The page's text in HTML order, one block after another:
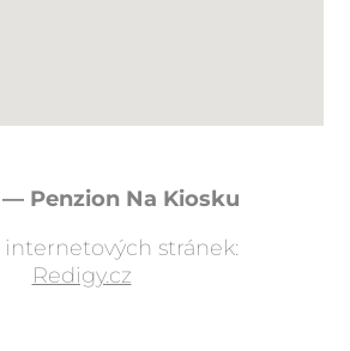
— Penzion Na Kiosku
internetových stránek:
Redigy.cz